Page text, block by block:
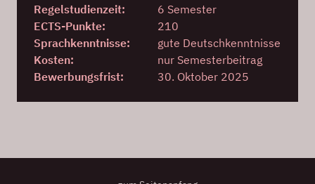
Regelstudienzeit:
6 Semester
ECTS-Punkte:
210
Sprachkenntnisse:
gute Deutschkenntnisse
Kosten:
nur Semesterbeitrag
Bewerbungsfrist:
30. Oktober 2025